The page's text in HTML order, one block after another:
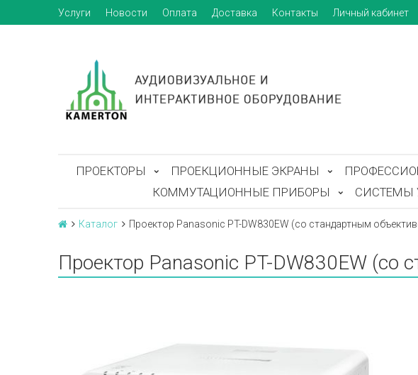
Услуги Новости Оплата Доставка Контакты Личный кабинет
ПРОЕКТОРЫ ПРОЕКЦИОННЫЕ ЭКРАНЫ
КОММУТАЦИОННЫЕ ПРИБОРЫ
СИСТЕМЫ
Каталог Проектор Panasonic PT-DW830EW (со стандартным
Проектор Panasonic PT-DW830EW (со